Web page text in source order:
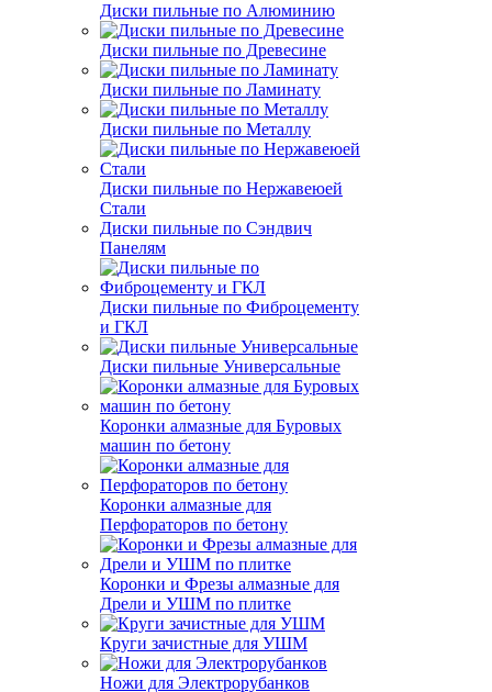
Диски пильные по Алюминию
Диски пильные по Древесине
Диски пильные по Ламинату
Диски пильные по Металлу
Диски пильные по Нержавеюей
Стали
Диски пильные по Сэндвич
Панелям
Диски пильные по Фиброцементу
и ГКЛ
Диски пильные Универсальные
Коронки алмазные для Буровых
машин по бетону
Коронки алмазные для
Перфораторов по бетону
Коронки и Фрезы алмазные для
Дрели и УШМ по плитке
Круги зачистные для УШМ
Ножи для Электрорубанков